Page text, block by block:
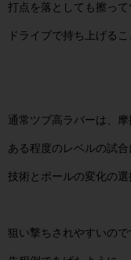
打点を落としても擦っ
ドライブで持ち上げるこ
通常ツブ高ラバーは、
ある程度のレベルの試合
技術とボールの変化の選
狙い撃ちされやすいので